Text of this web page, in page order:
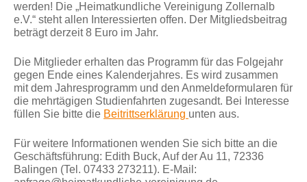
werden! Die „Heimatkundliche Vereinigung Zollernalb
e.V.“ steht allen Interessierten offen. Der Mitgliedsbeitrag
beträgt derzeit8 Euro im Jahr.
Die Mitglieder erhalten das Programm für das Folgejahr
gegen Ende eines Kalenderjahres. Es wird zusammen
mit dem Jahresprogramm und den Anmeldeformularen für
die mehrtägigen Studienfahrten zugesandt. Bei Interesse
füllen Sie bitte die Beitrittserklärung unten aus.
Für weitere Informationen wenden Sie sich bitte an die
Geschäftsführung: Edith Buck, Auf der Au 11, 72336
Balingen (Tel. 07433 273211). E-Mail: